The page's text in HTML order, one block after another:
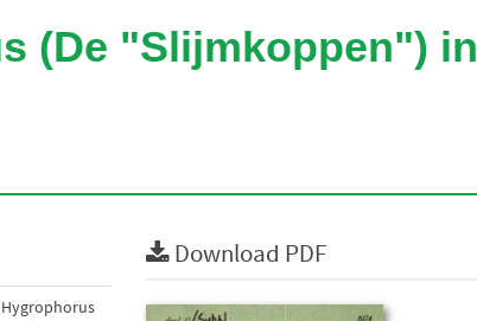
(De "Slijmkoppen") in
Hygrophorus
Download PDF